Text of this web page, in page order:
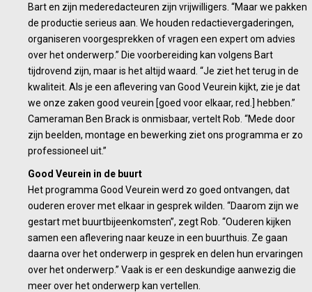
Bart en zijn mederedacteuren zijn vrijwilligers. “Maar we pakken
de productie serieus aan. We houden redactievergaderingen,
organiseren voorgesprekken of vragen een expert om advies
over het onderwerp.” Die voorbereiding kan volgens Bart
tijdrovend zijn, maar is het altijd waard. “Je ziet het terug in de
kwaliteit. Als je een aflevering van Good Veurein kijkt, zie je dat
we onze zaken good veurein [goed voor elkaar, red.] hebben.”
Cameraman Ben Brack is onmisbaar, vertelt Rob. “Mede door
zijn beelden, montage en bewerking ziet ons programma er zo
professioneel uit.”
Good Veurein in de buurt
Het programma Good Veurein werd zo goed ontvangen, dat
ouderen erover met elkaar in gesprek wilden. “Daarom zijn we
gestart met buurtbijeenkomsten”, zegt Rob. “Ouderen kijken
samen een aflevering naar keuze in een buurthuis. Ze gaan
daarna over het onderwerp in gesprek en delen hun ervaringen
over het onderwerp.” Vaak is er een deskundige aanwezig die
meer over het onderwerp kan vertellen.